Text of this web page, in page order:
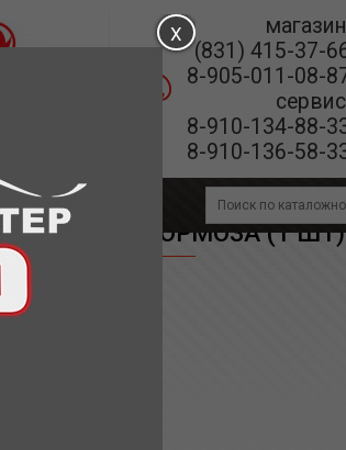
(831) 415-37-
8-905-011-08-
8-910-134-88-
8-910-136-58-
СТОЯНОЧНОГО ТОРМОЗА (1 ШТ) GW HOVER,
ТОРМОЗА (1 ШТ)